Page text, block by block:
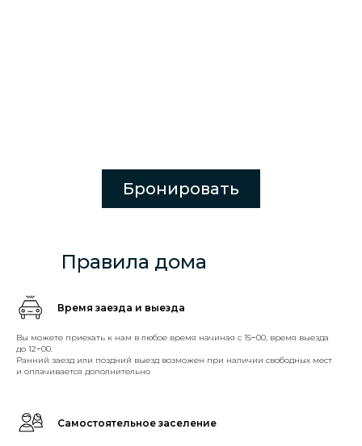
Бронировать
Правила дома
Время заезда и выезда
Вы можете приехать к нам в любое время начиная с 15−00, время выезда
до 12−00.
Ранний заезд или поздний выезд возможен при наличии свободных мест
и оплачивается дополнительно
Самостоятельное заселение